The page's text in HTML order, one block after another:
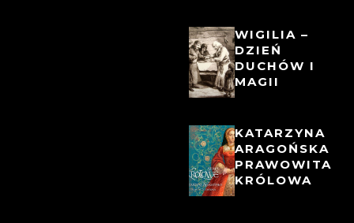
WIGILIA –
DZIEŃ
DUCHÓW I
MAGII
KATARZYNA
ARAGOŃSKA
PRAWOWITA
KRÓLOWA